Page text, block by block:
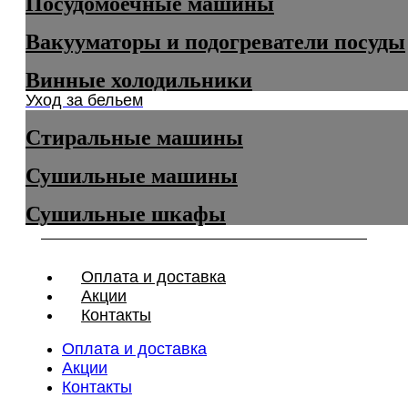
Вакууматоры и подогреватели посуды
Винные холодильники
Уход за бельем
Стиральные машины
Сушильные машины
Сушильные шкафы
Оплата и доставка
Акции
Контакты
Оплата и доставка
Акции
Контакты